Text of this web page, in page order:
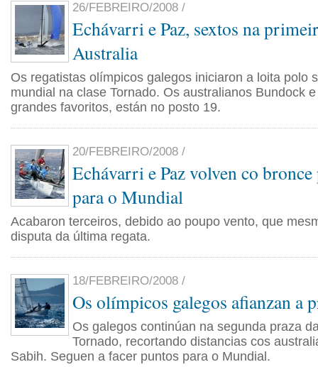
26/FEBREIRO/2008 /
Echávarri e Paz, sextos na
Australia
Os regatistas olímpicos galegos iniciaron a loita polo
mundial na clase Tornado. Os australianos Bundock
grandes favoritos, están no posto 19.
20/FEBREIRO/2008 /
Echávarri e Paz volven co
para o Mundial
Acabaron terceiros, debido ao poupo vento, que
disputa da última regata.
18/FEBREIRO/2008 /
Os olímpicos galegos afianzan a
Os galegos continúan na segunda praza
Tornado, recortando distancias cos
Sabih. Seguen a facer puntos para o Mundial.